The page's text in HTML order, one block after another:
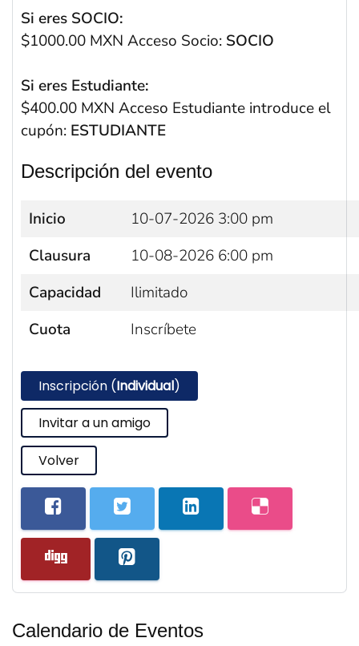
Si eres SOCIO:
$1000.00 MXN Acceso Socio: SOCIO
Si eres Estudiante:
$400.00 MXN Acceso Estudiante introduce el
cupón: ESTUDIANTE
Descripción del evento
Inicio
10-07-2026 3:00 pm
Clausura
10-08-2026 6:00 pm
Capacidad
Ilimitado
Cuota
Inscríbete
Inscripción (Individual)
Invitar a un amigo
Volver
Calendario de Eventos